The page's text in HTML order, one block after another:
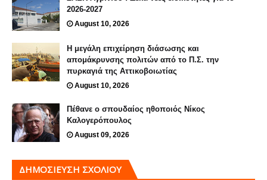
2026-2027
August 10, 2026
Η μεγάλη επιχείρηση διάσωσης και
απομάκρυνσης πολιτών από το Π.Σ. την
πυρκαγιά της Αττικοβοιωτίας
August 10, 2026
Πέθανε ο σπουδαίος ηθοποιός Νίκος
Καλογερόπουλος
August 09, 2026
ΔΗΜΟΣΊΕΥΣΗ ΣΧΟΛΊΟΥ